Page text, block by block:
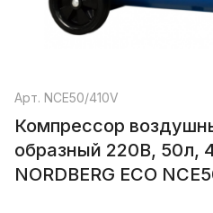
Арт. NCE50/410V
Компрессор
образный 220В, 50л,
NORDBERG ECO